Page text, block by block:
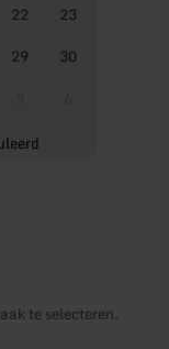
22
23
29
30
te selecteren.